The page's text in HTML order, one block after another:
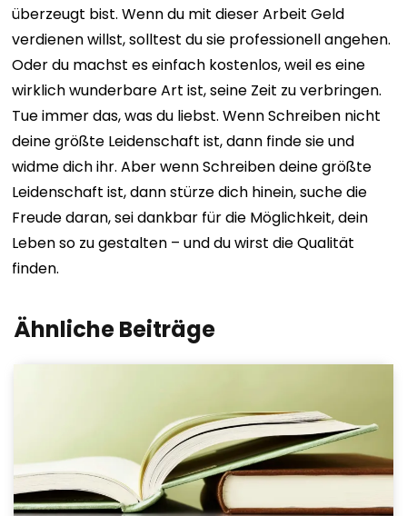
überzeugt bist.Wenn du mit dieser Arbeit Geld
verdienen willst, solltest du sie professionell angehen.
Oder du machst es einfach kostenlos, weil es eine
wirklich wunderbare Art ist, seine Zeit zu verbringen.
Tue immer das, was du liebst. Wenn Schreiben nicht
deine größte Leidenschaft ist, dann finde sie und
widme dich ihr. Aber wenn Schreiben deine größte
Leidenschaft ist, dann stürze dich hinein, suche die
Freude daran, sei dankbar für die Möglichkeit, dein
Leben so zu gestalten – und du wirst die Qualität
finden.
Ähnliche Beiträge